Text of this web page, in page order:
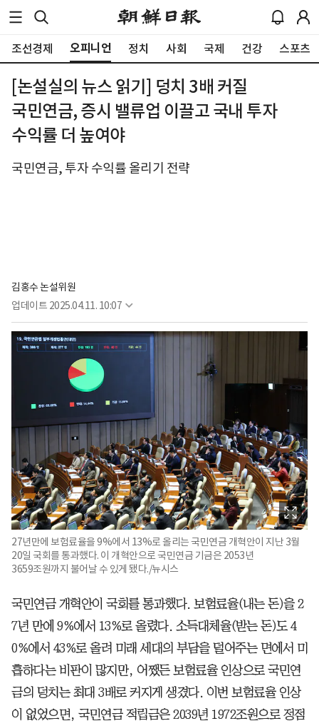
조선경제 오피니언 정치 사회 국제 건강 스포츠
[논설실의 뉴스 읽기] 덩치 3배 커질
국민연금, 증시 밸류업 이끌고 국내 투자
수익률 더 높여야
국민연금, 투자 수익률 올리기 전략
김홍수 논설위원
업데이트 2025.04.11. 10:07
27년만에 보험료율을 9%에서 13%로 올리는 국민연금 개혁안이 지난 3월
20일 국회를 통과했다. 이 개혁안으로 국민연금 기금은 2053년
3659조원까지 불어날 수 있게 됐다./뉴시스
국민연금 개혁안이 국회를 통과했다. 보험료율(내는 돈)을 2
7년 만에 9%에서 13%로 올렸다. 소득대체율(받는 돈)도 4
0%에서 43%로 올려 미래 세대의 부담을 덜어주는 면에서 미
흡하다는 비판이 많지만, 어쨌든 보험료율 인상으로 국민연
금의 덩치는 최대 3배로 커지게 생겼다. 이번 보험료율 인상
이 없었으면, 국민연금 적립금은 2039년 1972조원으로 정점